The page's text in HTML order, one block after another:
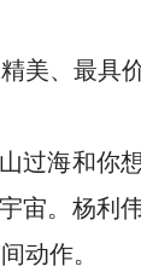
美、最具
过海和你
宙。杨利
动作。